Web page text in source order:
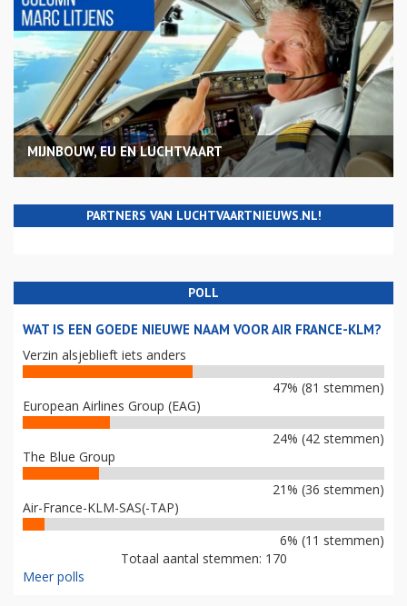
MIJNBOUW, EU EN LUCHTVAART
PARTNERS VAN LUCHTVAARTNIEUWS.NL!
POLL
WAT IS EEN GOEDE NIEUWE NAAM VOOR AIR FRANCE-KLM?
Verzin alsjeblieft iets anders
47% (81 stemmen)
European Airlines Group (EAG)
24% (42 stemmen)
The Blue Group
21% (36 stemmen)
Air-France-KLM-SAS(-TAP)
6% (11 stemmen)
Totaal aantal stemmen: 170
Meer polls